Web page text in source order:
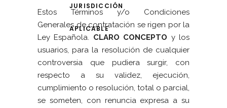
JURISDICCIÓN
APLICABLE
Estos Términos y/o Condiciones
Generales de contratación se rigen por la
Ley Española. CLARO CONCEPTO y los
usuarios, para la resolución de cualquier
controversia que pudiera surgir, con
respecto a su validez, ejecución,
cumplimiento o resolución, total o parcial,
se someten, con renuncia expresa a su